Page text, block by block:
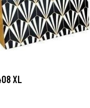
XL